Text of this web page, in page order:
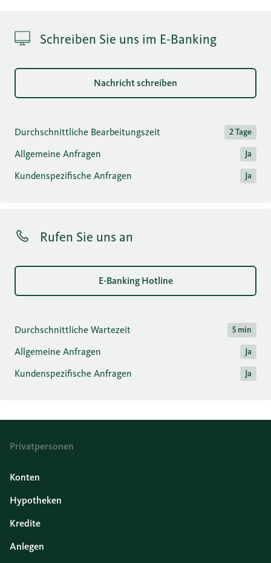
Schreiben Sie uns im E-Banking
Nachricht schreiben
Durchschnittliche Bearbeitungszeit 2 Tage
Allgemeine Anfragen Ja
Kundenspezifische Anfragen Ja
Rufen Sie uns an
E-Banking Hotline
Durchschnittliche Wartezeit 5 min
Allgemeine Anfragen Ja
Kundenspezifische Anfragen Ja
Privatpersonen
Konten
Hypotheken
Kredite
Anlegen